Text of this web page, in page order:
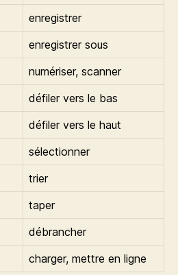
enregistrer
enregistrer sous
numériser, scanner
défiler vers le bas
défiler vers le haut
sélectionner
trier
taper
débrancher
charger, mettre en ligne